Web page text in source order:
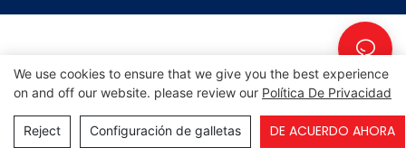
We use cookies to ensure that we give you the best experience
on and off our website. please review our Política De Privacidad
Reject Configuración de galletas DE ACUERDO AHORA